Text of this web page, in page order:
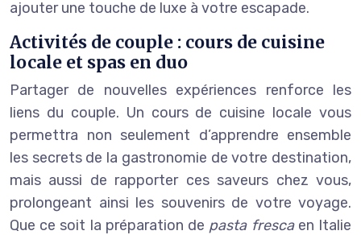
ajouter une touche de luxe à votre escapade.
Activités de couple : cours de cuisine
locale et spas en duo
Partager de nouvelles expériences renforce les
liens du couple. Un cours de cuisine locale vous
permettra non seulement d’apprendre ensemble
les secrets de la gastronomie de votre destination,
mais aussi de rapporter ces saveurs chez vous,
prolongeant ainsi les souvenirs de votre voyage.
Que ce soit la préparation de pasta fresca en Italie